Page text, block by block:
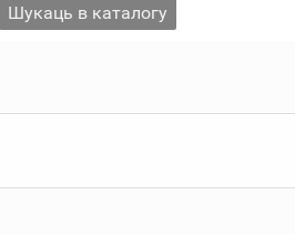
Шукаць в каталогу